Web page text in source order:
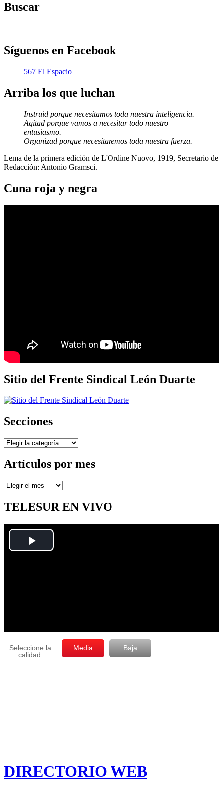
Buscar
Síguenos en Facebook
567 El Espacio
Arriba los que luchan
Instruid porque necesitamos toda nuestra inteligencia.
Agitad porque vamos a necesitar todo nuestro
entusiasmo.
Organizad porque necesitaremos toda nuestra fuerza.
Lema de la primera edición de L'Ordine Nuovo, 1919, Secretario de
Redacción: Antonio Gramsci.
Cuna roja y negra
Sitio del Frente Sindical León Duarte
Secciones
Secciones
Artículos por mes
Artículos
mes
TELESUR EN VIVO
DIRECTORIO WEB